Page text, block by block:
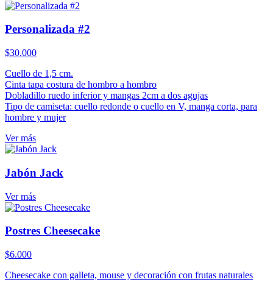
Personalizada #2
$30.000
Cuello de 1,5 cm.
Cinta tapa costura de hombro a hombro
Dobladillo ruedo inferior y mangas 2cm a dos agujas
Tipo de camiseta: cuello redonde o cuello en V, manga corta, para
hombre y mujer
Ver más
Jabón Jack
Ver más
Postres Cheesecake
$6.000
Cheesecake con galleta, mouse y decoración con frutas naturales